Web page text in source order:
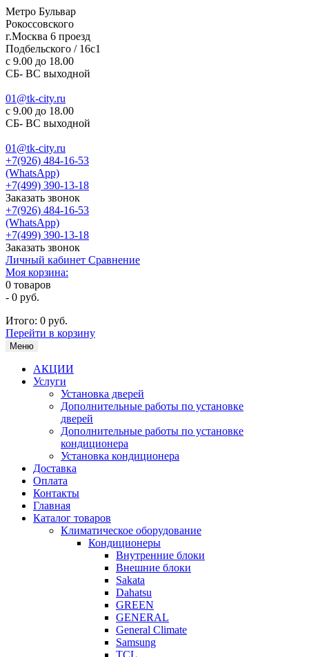
Метро Бульвар
Рокоссовского
г.Москва 6 проезд
Подбельского / 16с1
c 9.00 до 18.00
СБ- ВС выходной
01@tk-city.ru
c 9.00 до 18.00
СБ- ВС выходной
01@tk-city.ru
+7(926) 484-16-53
(WhatsApp)
+7(499) 390-13-18
Заказать звонок
+7(926) 484-16-53
(WhatsApp)
+7(499) 390-13-18
Заказать звонок
Личный кабинет Сравнение
Моя корзина:
0 товаров
- 0 руб.
Итого: 0 руб.
Перейти в корзину
Меню
АКЦИИ
Услуги
Установка дверей
Дополнительные работы по установке
дверей
Дополнительные работы по установке
кондиционера
Установка кондиционера
Доставка
Оплата
Контакты
Главная
Каталог товаров
Климатическое оборудование
Кондиционеры
Внутренние блоки
Внешние блоки
Sakata
Dahatsu
GREEN
GENERAL
General Climate
Samsung
TCL